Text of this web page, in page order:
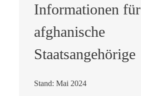
Informationen für
afghanische
Staatsangehörige
Stand: Mai 2024